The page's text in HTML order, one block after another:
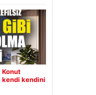
Konut
kendi kendini